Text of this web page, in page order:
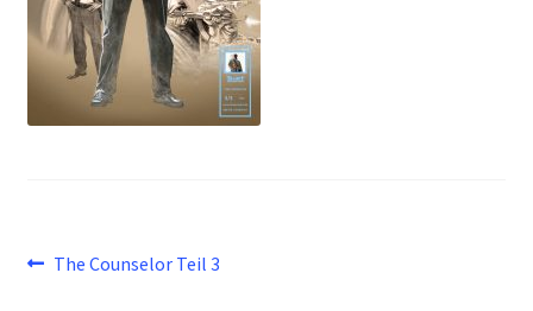
Beitragsnavigation
Vorheriger
The Counselor Teil 3